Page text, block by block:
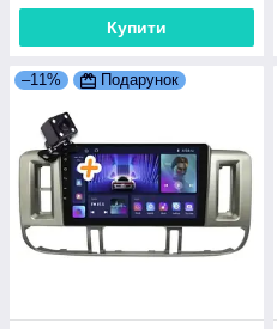
Купити
–11% Подарунок